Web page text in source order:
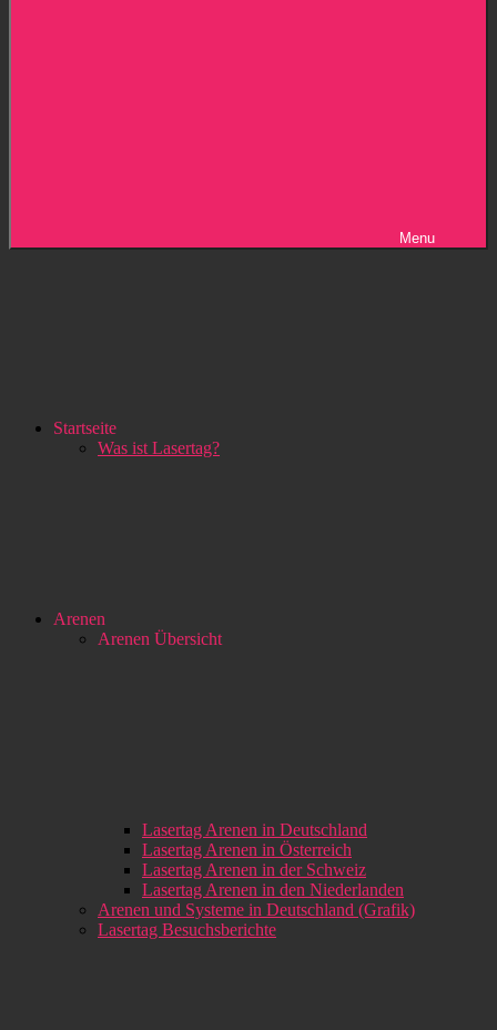
Menu
Startseite
Was ist Lasertag?
Arenen
Arenen Übersicht
Lasertag Arenen in Deutschland
Lasertag Arenen in Österreich
Lasertag Arenen in der Schweiz
Lasertag Arenen in den Niederlanden
Arenen und Systeme in Deutschland (Grafik)
Lasertag Besuchsberichte